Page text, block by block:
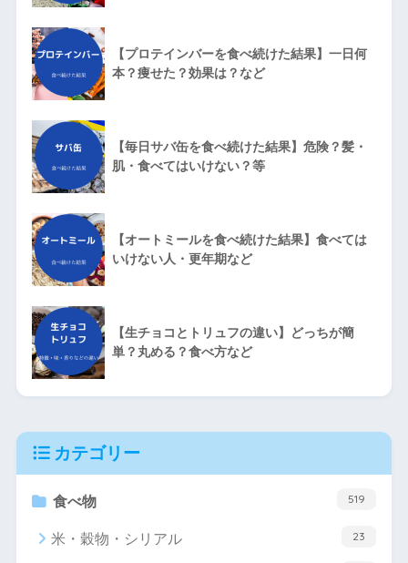
【プロテインバーを食べ続けた結果】一日何
本？痩せた？効果は？など
【毎日サバ缶を食べ続けた結果】危険？髪・
肌・食べてはいけない？等
【オートミールを食べ続けた結果】食べては
いけない人・更年期など
【生チョコとトリュフの違い】どっちが簡
単？丸める？食べ方など
カテゴリー
食べ物 519
米・穀物・シリアル 23